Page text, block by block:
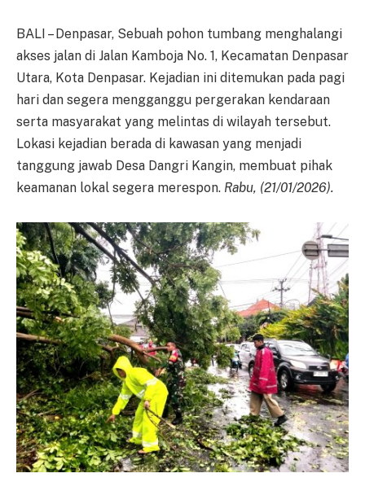
BALI – Denpasar, Sebuah pohon tumbang menghalangi
akses jalan di Jalan Kamboja No. 1, Kecamatan Denpasar
Utara, Kota Denpasar. Kejadian ini ditemukan pada pagi
hari dan segera mengganggu pergerakan kendaraan
serta masyarakat yang melintas di wilayah tersebut.
Lokasi kejadian berada di kawasan yang menjadi
tanggung jawab Desa Dangri Kangin, membuat pihak
keamanan lokal segera merespon. Rabu, (21/01/2026).